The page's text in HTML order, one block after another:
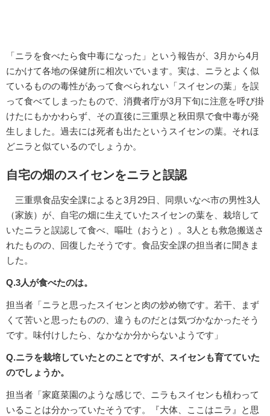
「ニラを食べたら食中毒になった」という報告が、3月から4月
にかけて各地の保健所に相次いでいます。実は、ニラとよく似
ているものの毒性があって食べられない「スイセンの葉」を誤
って食べてしまったもので、消費者庁が3月下旬に注意を呼び掛
けたにもかかわらず、その直後に三重県と秋田県で食中毒が発
生しました。過去には死者も出たというスイセンの葉。それほ
どニラと似ているのでしょうか。
自宅の畑のスイセンをニラと誤認
三重県食品安全課によると3月29日、同県いなべ市の男性3人
（家族）が、自宅の畑に生えていたスイセンの葉を、栽培して
いたニラと誤認して食べ、嘔吐（おうと）。3人とも救急搬送さ
れたものの、回復したそうです。食品安全課の担当者に聞きま
した。
Q.3人が食べたのは。
担当者「ニラと思ったスイセンと肉の炒め物です。若干、まず
くて苦いと思ったものの、違うものだとは気づかなかったそう
です。味付けしたら、なかなか分からないようです」
Q.ニラを栽培していたとのことですが、スイセンも育てていた
のでしょうか。
担当者「家庭菜園のような感じで、ニラもスイセンも植わって
いることは分かっていたそうです。『大体、ここはニラ』と思